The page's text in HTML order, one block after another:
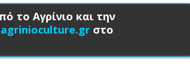
το Αγρίνιο και την
agrinioculture.gr στο